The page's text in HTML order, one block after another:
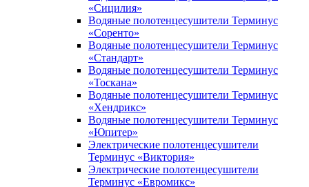
«Сицилия»
Водяные полотенцесушители Терминус
«Соренто»
Водяные полотенцесушители Терминус
«Стандарт»
Водяные полотенцесушители Терминус
«Тоскана»
Водяные полотенцесушители Терминус
«Хендрикс»
Водяные полотенцесушители Терминус
«Юпитер»
Электрические полотенцесушители
Терминус «Виктория»
Электрические полотенцесушители
Терминус «Евромикс»